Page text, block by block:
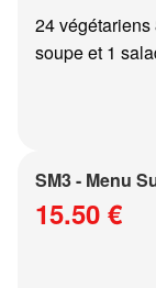
24 végétariens
soupe et 1
SM3 - Menu
15.50 €